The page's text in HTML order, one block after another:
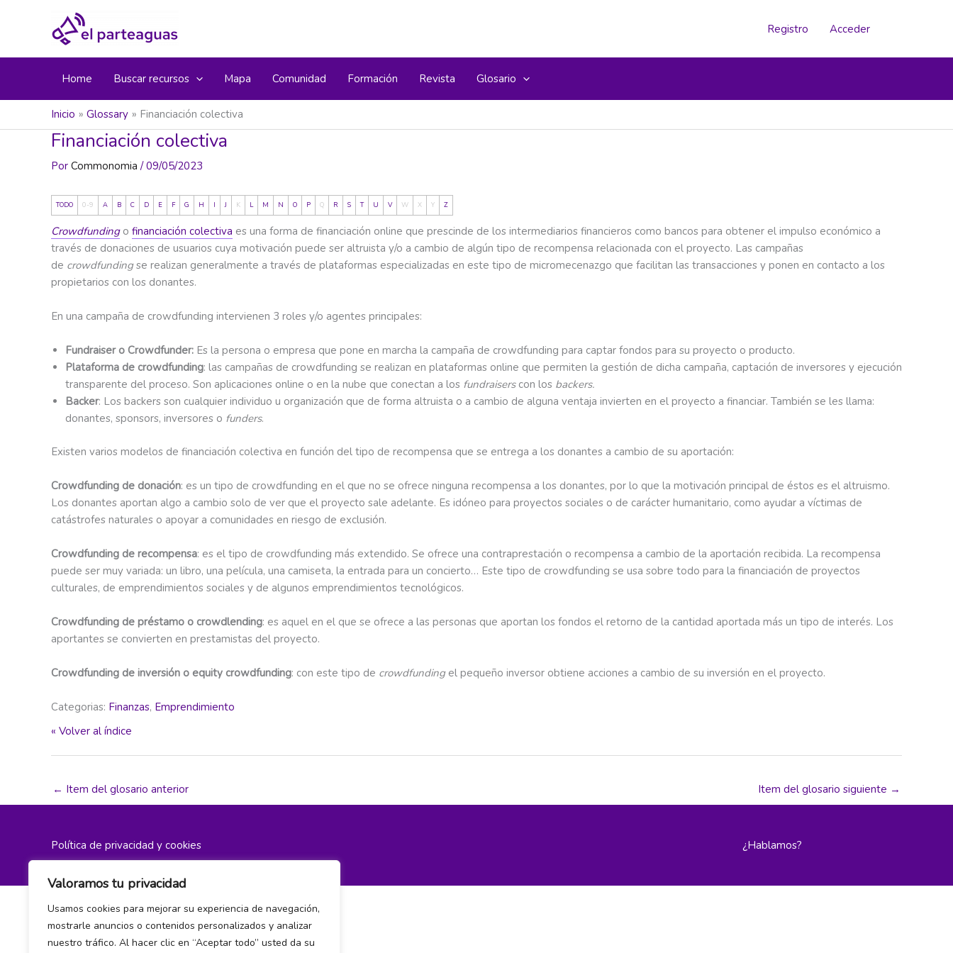
Valoramos tu privacidad
Usamos cookies para mejorar su experiencia de navegación,
mostrarle anuncios o contenidos personalizados y analizar
nuestro tráfico. Al hacer clic en “Aceptar todo” usted da su
Registro Acceder
Home Buscar recursos Mapa Comunidad Formación Revista Glosario
Inicio Glossary Financiación colectiva
Financiación colectiva
Por Commonomia/09/05/2023
TODO 0-9 A B C D E F G H I J K L M N O P Q R S T U V W X Y Z
Crowdfundingo financiación colectiva es una forma de financiación online que prescinde de los intermediarios financieros como bancos para obtener el impulso económico a
través de donaciones de usuarios cuya motivación puede ser altruista y/o a cambio de algún tipo de recompensa relacionada con el proyecto. Las campañas
de crowdfundingse realizan generalmente a través de plataformas especializadas en este tipo de micromecenazgo que facilitan las transacciones y ponen en contacto a los
propietarios con los donantes.
En una campaña de crowdfunding intervienen 3 roles y/o agentes principales:
Fundraiser o Crowdfunder: Es la persona o empresa que pone en marcha la campaña de crowdfunding para captar fondos para su proyecto o producto.
Plataforma de crowdfunding: las campañas de crowdfunding se realizan en plataformas online que permiten la gestión de dicha campaña, captación de inversores y ejecución
transparente del proceso. Son aplicaciones online o en la nube que conectan a los fundraiserscon los backers.
Backer: Los backers son cualquier individuo u organización que de forma altruista o a cambio de alguna ventaja invierten en el proyecto a financiar. También se les llama:
donantes, sponsors, inversores o funders.
Existen varios modelos de financiación colectiva en función del tipo de recompensa que se entrega a los donantes a cambio de su aportación:
Crowdfunding de donación: es un tipo de crowdfunding en el que no se ofrece ninguna recompensa a los donantes, por lo que la motivación principal de éstos es el altruismo.
Los donantes aportan algo a cambio solo de ver que el proyecto sale adelante. Es idóneo para proyectos sociales o de carácter humanitario, como ayudar a víctimas de
catástrofes naturales o apoyar a comunidades en riesgo de exclusión.
Crowdfunding de recompensa: es el tipo de crowdfunding más extendido. Se ofrece una contraprestación o recompensa a cambio de la aportación recibida. La recompensa
puede ser muy variada: un libro, una película, una camiseta, la entrada para un concierto… Este tipo de crowdfunding se usa sobre todo para la financiación de proyectos
culturales, de emprendimientos sociales y de algunos emprendimientos tecnológicos.
Crowdfunding de préstamo o crowdlending: es aquel en el que se ofrece a las personas que aportan los fondos el retorno de la cantidad aportada más un tipo de interés. Los
aportantes se convierten en prestamistas del proyecto.
Crowdfunding de inversión o equity crowdfunding: con este tipo de crowdfundingel pequeño inversor obtiene acciones a cambio de su inversión en el proyecto.
Categorias: Finanzas, Emprendimiento
« Volver al índice
← Item del glosario anterior Item del glosario siguiente →
Política de privacidad y cookies ¿Hablamos?